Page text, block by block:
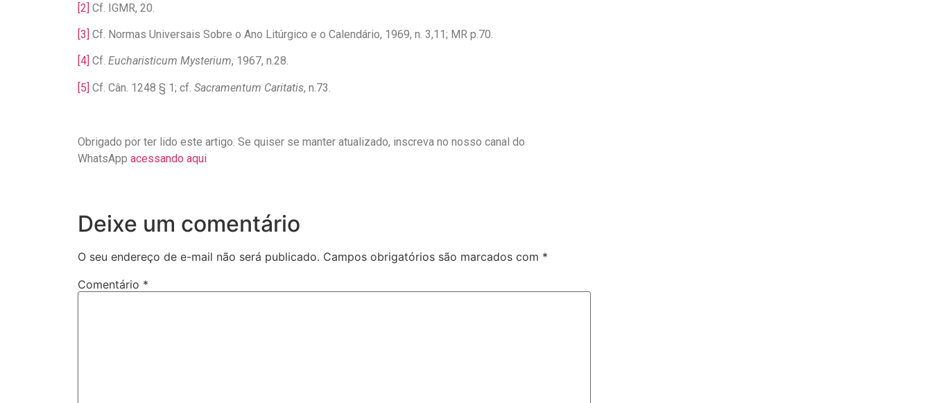
[2] Cf. IGMR, 20.
[3] Cf. Normas Universais Sobre o Ano Litúrgico e o Calendário, 1969, n. 3,11; MR p.70.
[4] Cf. Eucharisticum Mysterium, 1967, n.28.
[5] Cf. Cân. 1248 § 1; cf. Sacramentum Caritatis, n.73.
Obrigado por ter lido este artigo. Se quiser se manter atualizado, inscreva no nosso canal do
WhatsApp acessando aqui
Deixe um comentário
O seu endereço de e-mail não será publicado. Campos obrigatórios são marcados com *
Comentário *